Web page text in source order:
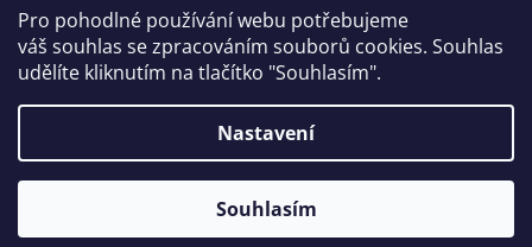
Pro pohodlné používání webu potřebujeme
váš souhlas se zpracováním souborů cookies. Souhlas
udělíte kliknutím na tlačítko "Souhlasím".
Nastavení
Souhlasím
V pátek 7. 8. máme firemní dovolenou. V případě potřeby nám
napište na info@vyberovekoupelny.cz. Všechny požadavky
https://www.facebook.com/vyberovekoupelny/
Copyright 2026Výběrové Koupelny. Všechna práva
vyhrazena.